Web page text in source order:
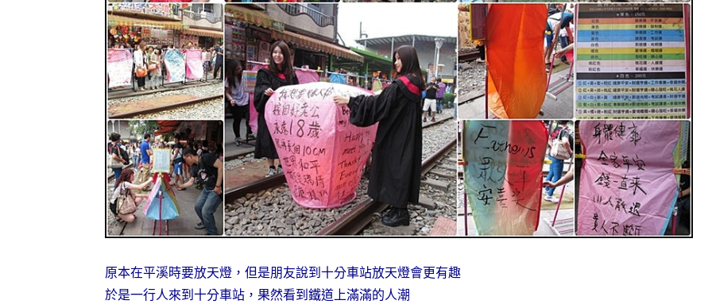
原本在平溪時要放天燈，但是朋友說到十分車站放天燈會更有趣
於是一行人來到十分車站，果然看到鐵道上滿滿的人潮